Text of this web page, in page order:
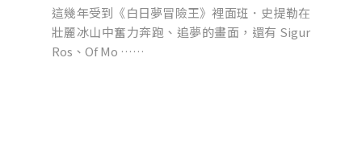
這幾年受到《白日夢冒險王》裡面班．史提勒在
壯麗冰山中奮力奔跑、追夢的畫面，還有 Sigur
Ros、Of Mo ……